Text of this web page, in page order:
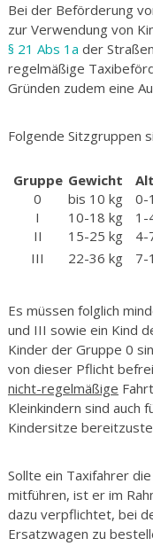
Bei der Beförderung
zur Verwendung von
§ 21 Abs 1a der
regelmäßige
Gründen zudem eine
Folgende Sitzgruppen
Gruppe Gewicht
0
bis 10 kg 0-
I
10-18 kg 1-
II
15-25 kg 4-
III 22-36 kg 7-
Es müssen folglich
und III sowie ein Kind
Kinder der Gruppe 0
von dieser Pflicht
nicht-regelmäßige
Kleinkindern sind auch
Kindersitze
Sollte ein Taxifahrer
mitführen, ist er im
dazu verpflichtet, bei
Ersatzwagen zu